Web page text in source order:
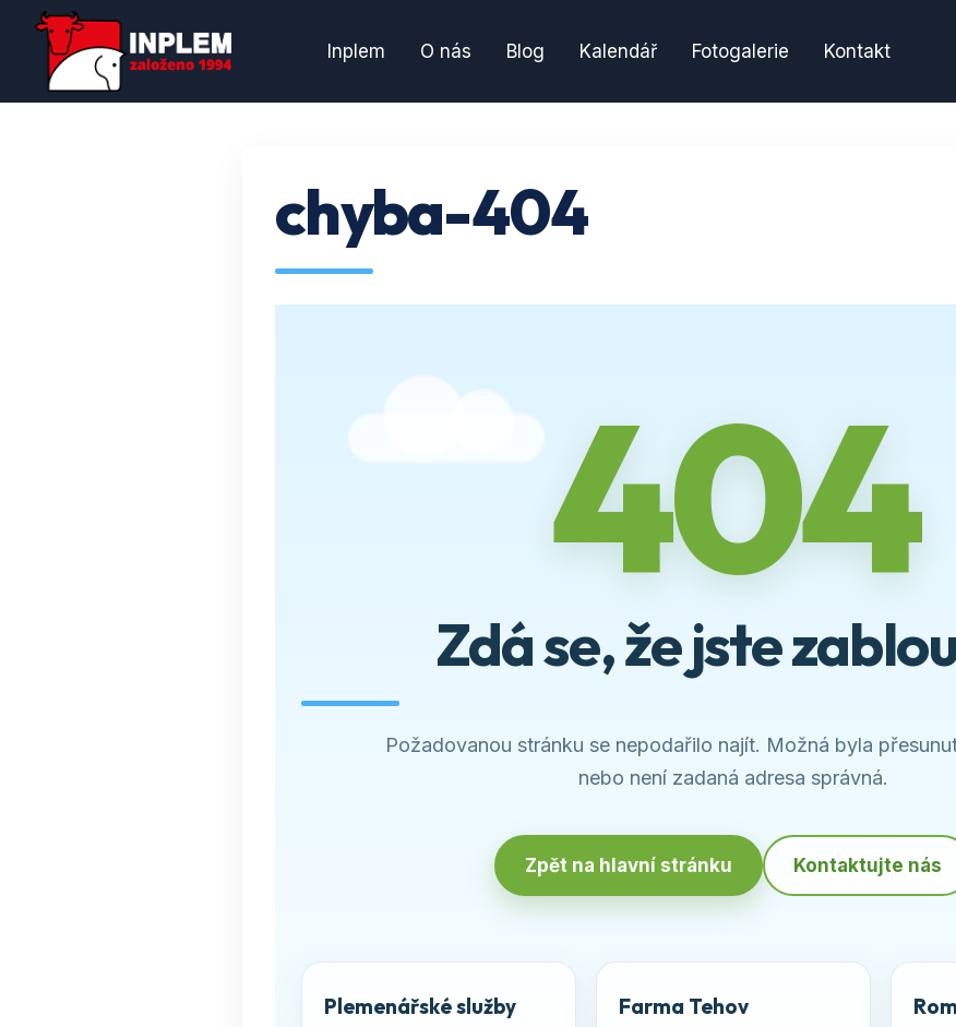
Inplem O nás Blog Kalendář Fotogalerie Kontakt
chyba-404
404
Zdá se, že jste
Požadovanou stránku se nepodařilo najít. Možná byla
nebo není zadaná adresa správná.
Zpět na hlavní stránku Kontaktujte nás
Plemenářské služby Farma Tehov